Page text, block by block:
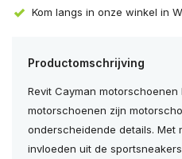
Kom langs in onze winkel in
Productomschrijving
Revit Cayman motorschoenen
motorschoenen zijn
onderscheidende details. Met
invloeden uit de